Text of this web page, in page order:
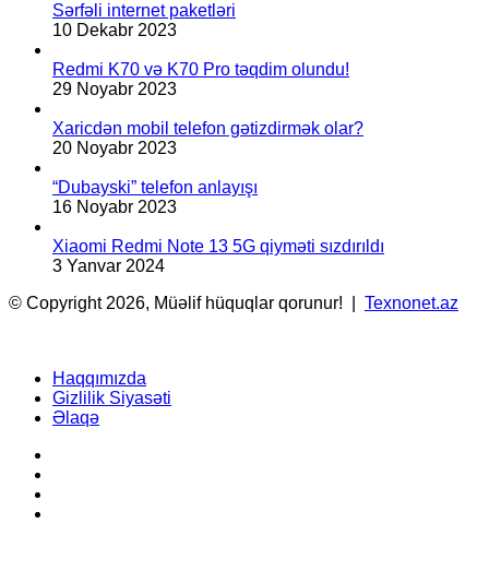
Sərfəli internet paketləri
10 Dekabr 2023
Redmi K70 və K70 Pro təqdim olundu!
29 Noyabr 2023
Xaricdən mobil telefon gətizdirmək olar?
20 Noyabr 2023
“Dubayski” telefon anlayışı
16 Noyabr 2023
Xiaomi Redmi Note 13 5G qiyməti sızdırıldı
3 Yanvar 2024
© Copyright 2026, Müəlif hüquqlar qorunur! | Texnonet.az
Haqqımızda
Gizlilik Siyasəti
Əlaqə